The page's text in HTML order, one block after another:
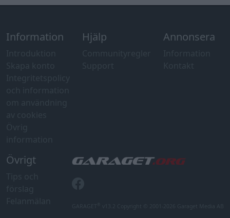
Information Hjälp Annonsera
Övrigt